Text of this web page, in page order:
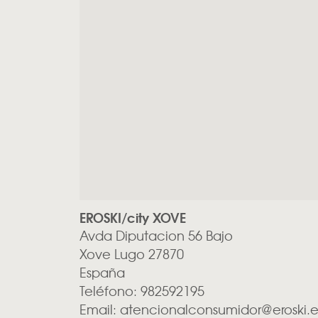
EROSKI/city XOVE
Avda Diputacion 56 Bajo
Xove Lugo 27870
España
Teléfono: 982592195
Email: